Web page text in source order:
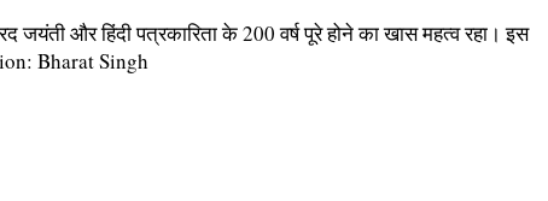
जयंती और हिंदी पत्रकारिता के 200 वर्ष पूरे होने का खास महत्व रहा। इस